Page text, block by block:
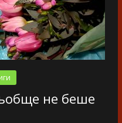
не беше